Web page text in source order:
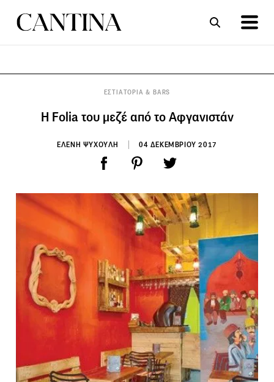
ΕΣΤΙΑΤΟΡΙΑ & BARS
Η Folia του μεζέ από το Αφγανιστάν
ΕΛΕΝΗ ΨΥΧΟΥΛΗ 04 ΔΕΚΕΜΒΡΙΟΥ 2017